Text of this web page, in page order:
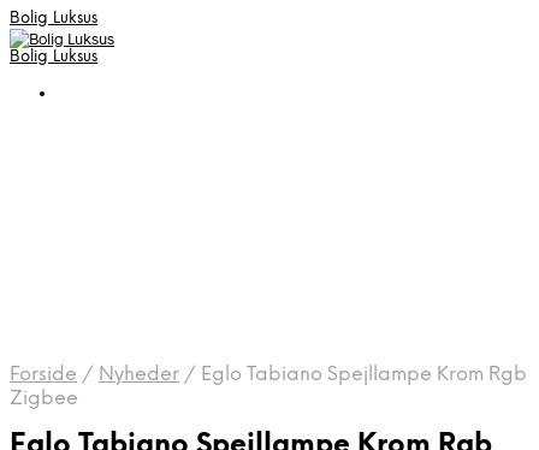
Bolig Luksus
Bolig Luksus
Forside / Nyheder / Eglo Tabiano Spejllampe Krom Rgb
Zigbee